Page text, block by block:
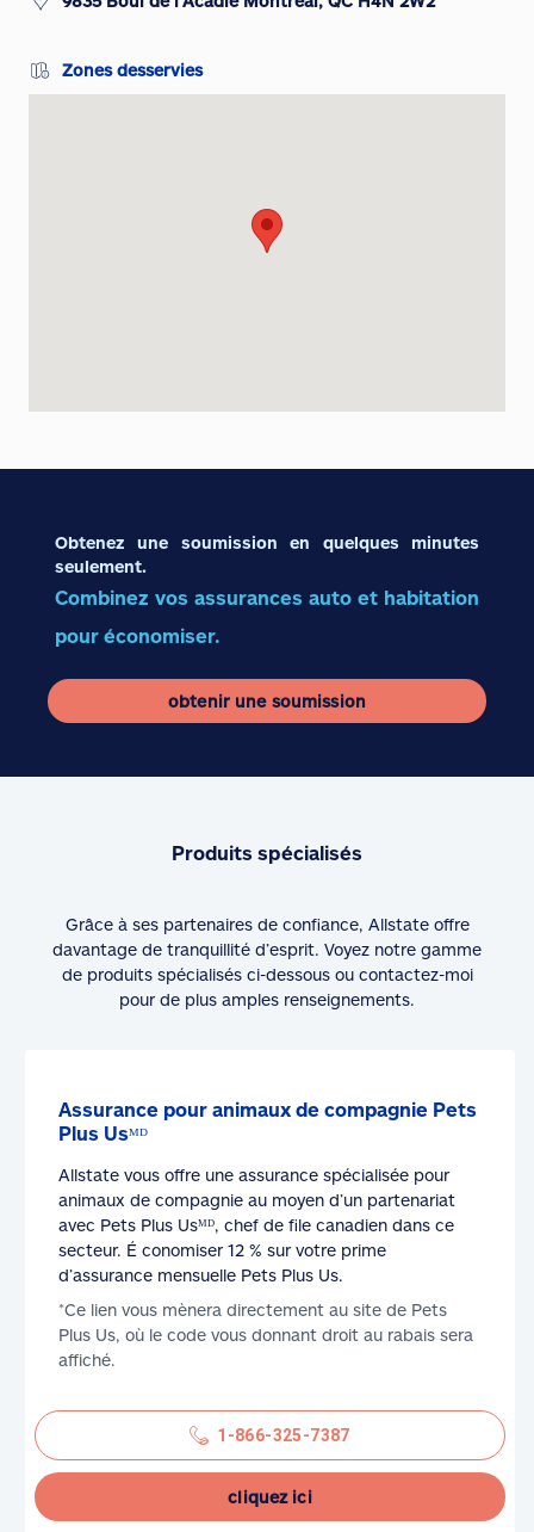
Zones desservies
Obtenez une soumission en quelques minutes
seulement.
Combinez vos assurances auto et habitation
pour économiser.
obtenir une soumission
Produits spécialisés
Grâce à ses partenaires de confiance, Allstate offre
davantage de tranquillité d’esprit. Voyez notre gamme
de produits spécialisés ci-dessous ou contactez-moi
pour de plus amples renseignements.
Assurance pour animaux de compagnie Pets
Plus Usᴹᴰ
Allstate vous offre une assurance spécialisée pour
animaux de compagnie au moyen d’un partenariat
avec Pets Plus Usᴹᴰ, chef de file canadien dans ce
secteur. É conomiser 12 % sur votre prime
d’assurance mensuelle Pets Plus Us.
*Ce lien vous mènera directement au site de Pets
Plus Us, où le code vous donnant droit au rabais sera
affiché.
1-866-325-7387
cliquez ici